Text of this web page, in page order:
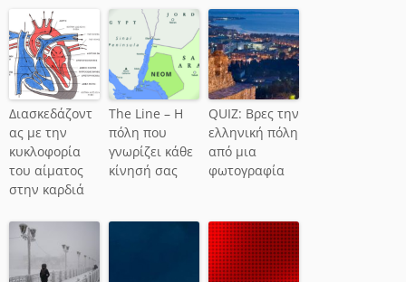
Διασκεδάζοντ
ας με την
κυκλοφορία
του αίματος
στην καρδιά
The Line – Η
πόλη που
γνωρίζει κάθε
κίνησή σας
QUIZ: Βρες την
ελληνική πόλη
από μια
φωτογραφία